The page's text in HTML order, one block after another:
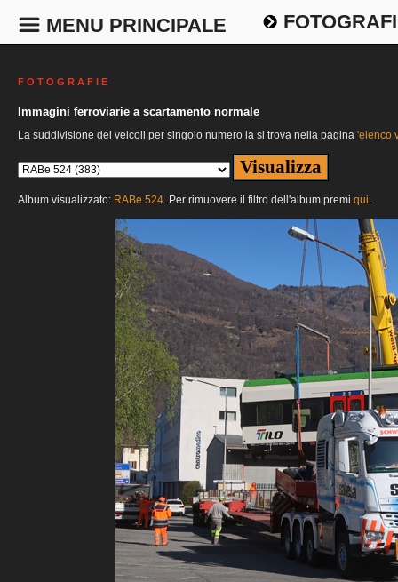
MENU PRINCIPALE
F O T O G R A F I E
Immagini ferroviarie a scartamento normale
La suddivisione dei veicoli per singolo numero la si trova nella pagina 'elenco
Album visualizzato: RABe 524. Per rimuovere il filtro dell'album premi qui.